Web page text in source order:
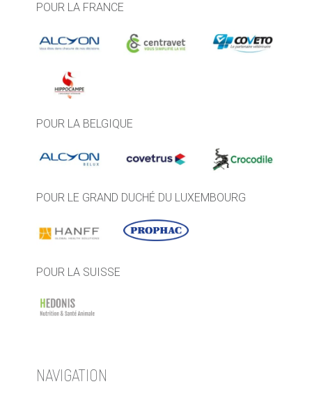
POUR LA FRANCE
POUR LA BELGIQUE
POUR LE GRAND DUCHÉ DU LUXEMBOURG
POUR LA SUISSE
NAVIGATION